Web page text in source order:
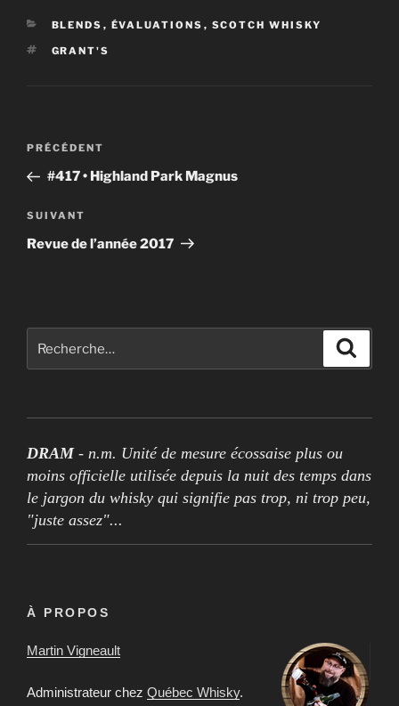
CATÉGORIES
BLENDS , ÉVALUATIONS , SCOTCH WHISKY
ÉTIQUETTES
GRANT'S
Navigation
l'article
Article
précédent
PRÉCÉDENT
#417 • Highland Park Magnus
Article
suivant
SUIVANT
Revue de l’année 2017
DRAM- n.m. Unité de mesure écossaise plus ou
moins officielle utilisée depuis la nuit des temps dans
le jargon du whisky qui signifie pas trop, ni trop peu,
"juste assez"...
À PROPOS
Martin Vigneault
Administrateur chez Québec Whisky.